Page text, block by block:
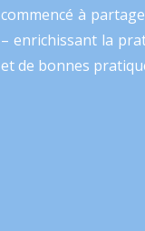
commencé à
– enrichissant la
et de bonnes